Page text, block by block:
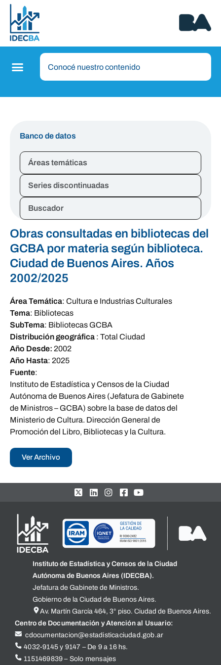
Banco de datos
Áreas temáticas
Series discontinuadas
Buscador
Obras consultadas en bibliotecas del
GCBA por materia según biblioteca.
Ciudad de Buenos Aires. Años
2002/2025
Área Temática: Cultura e Industrias Culturales
Tema: Bibliotecas
SubTema: Bibliotecas GCBA
Distribución geográfica : Total Ciudad
Año Desde: 2002
Año Hasta: 2025
Fuente:
Instituto de Estadística y Censos de la Ciudad
Autónoma de Buenos Aires (Jefatura de Gabinete
de Ministros – GCBA) sobre la base de datos del
Ministerio de Cultura. Dirección General de
Promoción del Libro, Bibliotecas y la Cultura.
Ver Archivo
Instituto de Estadística y Censos de la Ciudad
Autónoma de Buenos Aires (IDECBA).
Jefatura de Gabinete de Ministros.
Gobierno de la Ciudad de Buenos Aires.
Av. Martín García 464, 3° piso. Ciudad de Buenos Aires.
Centro de Documentación y Atención al Usuario:
cdocumentacion@estadisticaciudad.gob.ar
4032-9145 y 9147 – De 9 a 16 hs.
1151469839 – Solo mensajes